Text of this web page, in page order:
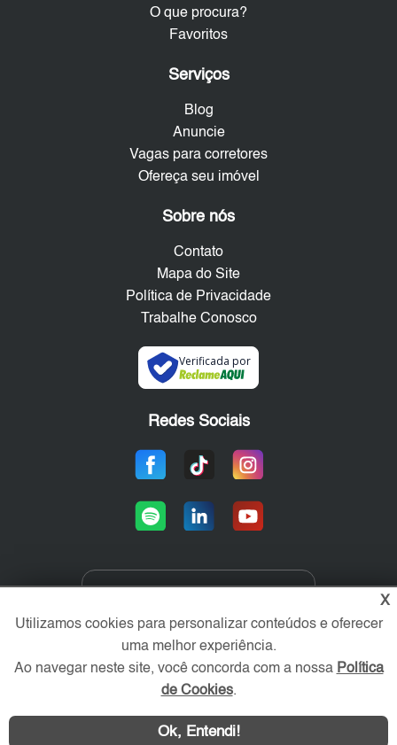
O que procura?
Favoritos
Serviços
Blog
Anuncie
Vagas para corretores
Ofereça seu imóvel
Sobre nós
Contato
Mapa do Site
Política de Privacidade
Trabalhe Conosco
Verificada por
Redes Sociais
acesse sua conta:
X
Utilizamos cookies para personalizar conteúdos e oferecer
uma melhor experiência.
Ao navegar neste site, você concorda com a nossa Política
de Cookies.
Ok, Entendi!